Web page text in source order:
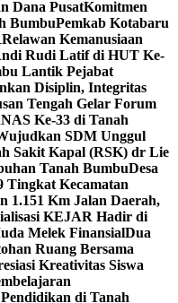
Dana PusatKomitmen
BumbuPemkab Kotabaru
Relawan Kemanusiaan
Rudi Latif di HUT Ke-
Lantik Pejabat
Disiplin, Integritas
Tengah Gelar Forum
Ke-33 di Tanah
SDM Unggul
Sakit Kapal (RSK) dr Lie
Tanah BumbuDesa
Tingkat Kecamatan
1.151 Km Jalan Daerah,
KEJAR Hadir di
Melek FinansialDua
Ruang Bersama
Kreativitas Siswa
di Tanah